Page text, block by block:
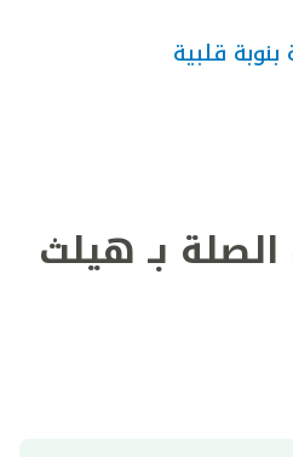
قلبية
بـ هيلث